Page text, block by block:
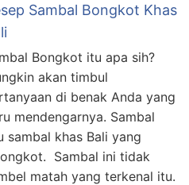
Sambal Bongkot Khas
Bongkot itu apa sih?
akan timbul
di benak Anda yang
mendengarnya. Sambal
sambal khas Bali yang
Sambal ini tidak
matah yang terkenal itu.